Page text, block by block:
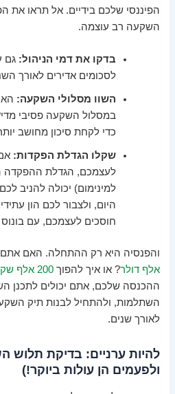
הפיננסי שלכם בידיים. אל תראו את
השקעה רב עוצמה.
בדקו את דמי הניהול: גם
לסכומים אדירים לאורך
השוו מסלולי השקעה:
במסלול השקעה פסיבי
כדי לקחת סיכון מחושב
שקלו הגדלת הפקדות:
לעצמכם, הגדלת ההפקדה
למינימום) יכולה להניב
היום, ולצבור לכם הון
חוסכים לעצמכם, עם
והפנסיה היא רק ההתחלה. האם אתם
אלף דולר? או איך להפוך200 אלף שקל להשקעה חכמה
ההכנסה שלכם, אתם יכולים לתכנן
השתלמות, ולהתחיל לבנות תיק
לאורך שנים.
להיות ערניים: בדיקת תלוש
ולפעמים הן עולות ביוקר!)